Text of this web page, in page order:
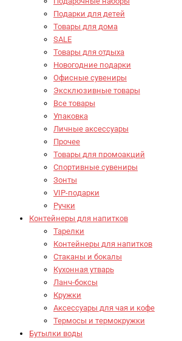
Подарки для детей
Товары для дома
SALE
Товары для отдыха
Новогодние подарки
Офисные сувениры
Эксклюзивные товары
Все товары
Упаковка
Личные аксессуары
Прочее
Товары для промоакций
Спортивные сувениры
Зонты
VIP-подарки
Ручки
Контейнеры для напитков
Тарелки
Контейнеры для напитков
Стаканы и бокалы
Кухонная утварь
Ланч-боксы
Кружки
Аксессуары для чая и кофе
Термосы и термокружки
Бутылки воды